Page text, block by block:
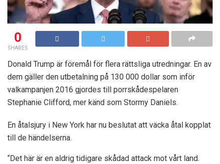
0
SHARES
Donald Trump är föremål för flera rättsliga utredningar. En av
dem gäller den utbetalning på 130 000 dollar som inför
valkampanjen 2016 gjordes till porrskådespelaren
Stephanie Clifford, mer känd som Stormy Daniels.
En åtalsjury i New York har nu beslutat att väcka åtal kopplat
till de händelserna.
“Det här är en aldrig tidigare skådad attack mot vårt land.